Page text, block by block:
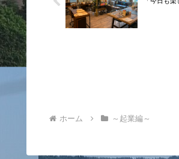
ホーム ～起業編～